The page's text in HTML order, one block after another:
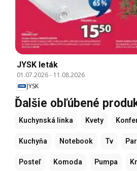
JYSK leták
01.07.2026- 11.08.2026
JYSK
Ďalšie obľúbené
Kuchynská linka Kvety
Kuchyňa Notebook Tv
Posteľ Komoda Pumpa